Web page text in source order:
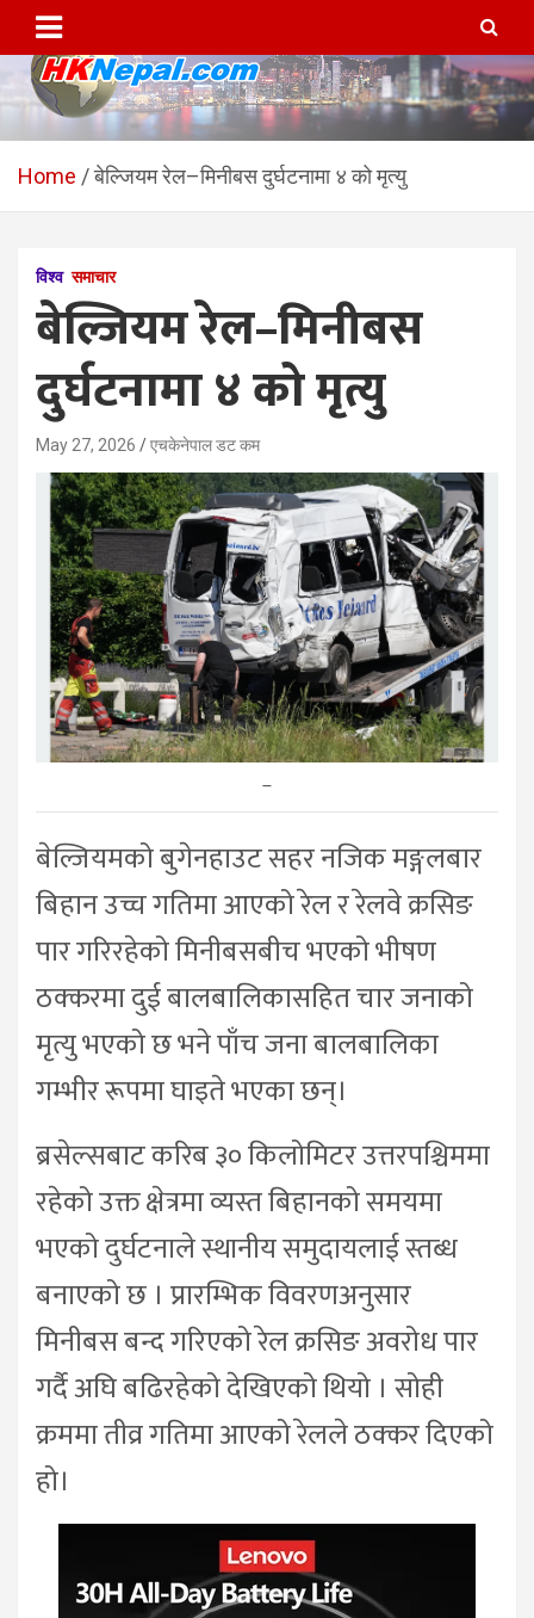
content
HKNepal.com – हङकङबाट
सञ्चालित पहिलो नेपाली अनलाईन
hknepal, hknepal.com, hk nepal, hk nepal com
Home बेल्जियम रेल–मिनीबस दुर्घटनामा ४ को मृत्यु
विश्व समाचार
बेल्जियम रेल–मिनीबस
दुर्घटनामा ४ को मृत्यु
May 27, 2026 एचकेनेपाल डट कम
–
बेल्जियमको बुगेनहाउट सहर नजिक मङ्गलबार
बिहान उच्च गतिमा आएको रेल र रेलवे क्रसिङ
पार गरिरहेको मिनीबसबीच भएको भीषण
ठक्करमा दुई बालबालिकासहित चार जनाको
मृत्यु भएको छ भने पाँच जना बालबालिका
गम्भीर रूपमा घाइते भएका छन्।
ब्रसेल्सबाट करिब ३० किलोमिटर उत्तरपश्चिममा
रहेको उक्त क्षेत्रमा व्यस्त बिहानको समयमा
भएको दुर्घटनाले स्थानीय समुदायलाई स्तब्ध
बनाएको छ । प्रारम्भिक विवरणअनुसार
मिनीबस बन्द गरिएको रेल क्रसिङ अवरोध पार
गर्दै अघि बढिरहेको देखिएको थियो । सोही
क्रममा तीव्र गतिमा आएको रेलले ठक्कर दिएको
हो।